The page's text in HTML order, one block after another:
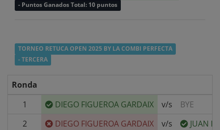
- Puntos Ganados Total: 10 puntos
TORNEO RETUCA OPEN 2025 BY LA COMBI PERFECTA
- TERCERA
Ronda
1
DIEGO FIGUEROA GARDAIX v/s
BYE
2
DIEGO FIGUEROA GARDAIX v/s JUAN